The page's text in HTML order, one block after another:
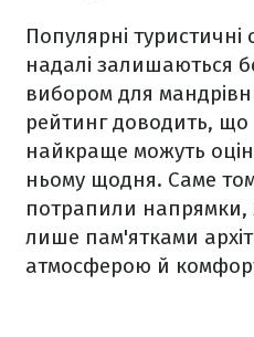
Популярні туристичні
надалі залишаються
вибором для
рейтинг доводить, що
найкраще можуть
ньому щодня. Саме
потрапили напрямки,
лише пам'ятками
атмосферою й